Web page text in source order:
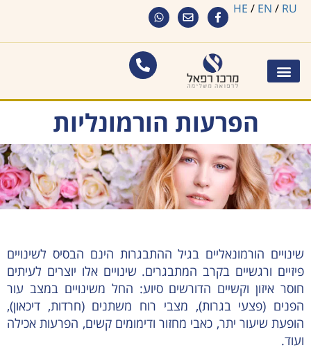
HE / EN / RU
הפרעות הורמונליות
שינויים הורמונאליים בגיל ההתבגרות הינם הבסיס לשינויים
פיזיים ורגשיים בקרב המתבגרים. שינויים אלו יוצרים לעיתים
חוסר איזון וקשיים הדורשים סיוע: החל משינויים במצב עור
הפנים (פצעי בגרות), מצבי רוח משתנים (חרדות, דיכאון),
הופעת שיעור יתר, כאבי מחזור ודימומים קשים, הפרעות אכילה
ועוד.